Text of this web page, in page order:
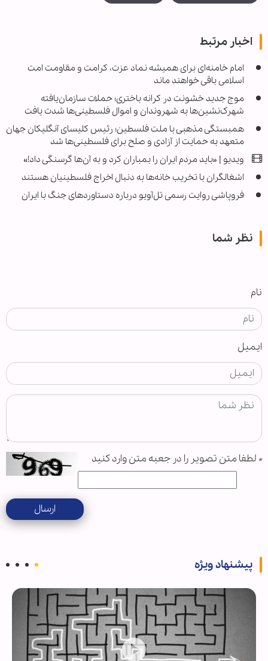
اخبار مرتبط
امام خامنه‌ای برای همیشه نماد عزت، کرامت و مقاومت امت
اسلامی باقی خواهند ماند
موج جدید خشونت در کرانه باختری؛ حملات سازمان‌یافته
شهرک‌نشین‌ها به شهروندان و اموال فلسطینی‌ها شدت یافت
همبستگی مذهبی با ملت فلسطین؛ رئیس کلیسای آنگلیکان جهان
متعهد به حمایت از آزادی و صلح برای فلسطینی‌ها شد
ویدیو | «باید مردم ایران را بمباران کرد و به آن‌ها گرسنگی داد!»
اشغالگران با تخریب خانه‌ها به دنبال اخراج فلسطینیان هستند
فروپاشی روایت رسمی تل‌آویو درباره دستاوردهای جنگ با ایران
نظر شما
نام
ایمیل
* لطفا متن تصویر را در جعبه متن وارد کنید
ارسال
پیشنهاد ویژه